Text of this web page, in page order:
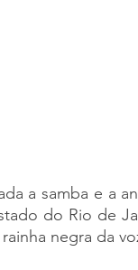
a samba e a
do Rio de
negra da